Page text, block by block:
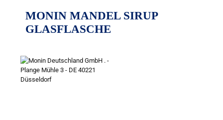
MONIN MANDEL SIRUP
GLASFLASCHE